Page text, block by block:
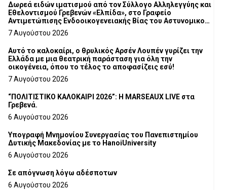
Δωρεά ειδών ιματισμού από τον Σύλλογο Αλληλεγγύης και
Εθελοντισμού Γρεβενών «Ελπίδα», στο Γραφείο
Αντιμετώπισης Ενδοοικογενειακής Βίας του Αστυνομικού
Τμήματος Γρεβενών
7 Αυγούστου 2026
Αυτό το καλοκαίρι, ο θρυλικός Αρσέν Λουπέν γυρίζει την
Ελλάδα με μια θεατρική παράσταση για όλη την
οικογένεια, όπου το τέλος το αποφασίζεις εσύ!
7 Αυγούστου 2026
“ΠΟΛΙΤΙΣΤΙΚΟ ΚΑΛΟΚΑΙΡΙ 2026”: Η MARSEAUX LIVE στα
Γρεβενά.
6 Αυγούστου 2026
Υπογραφή Μνημονίου Συνεργασίας του Πανεπιστημίου
Δυτικής Μακεδονίας με το HanoiUniversity
6 Αυγούστου 2026
Σε απόγνωση λόγω αδέσποτων
6 Αυγούστου 2026